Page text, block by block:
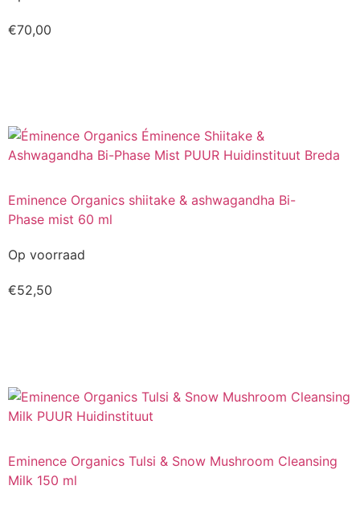
€70,00
Eminence Organics shiitake & ashwagandha Bi-
Phase mist 60 ml
Op voorraad
€52,50
Eminence Organics Tulsi & Snow Mushroom Cleansing
Milk 150 ml